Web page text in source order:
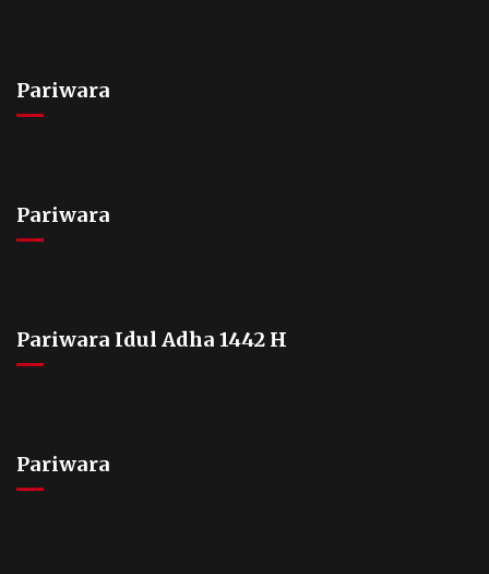
Pariwara
Pariwara
Pariwara Idul Adha 1442 H
Pariwara